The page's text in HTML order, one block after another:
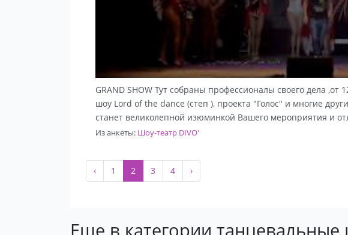
GRAND SHOW Тут собраны профессионалы своего дела
шоу Lord of the dance (степ ), проекта "Голос" и многие
станет великолепной изюминкой Вашего мероприятия и
Из анкеты: Шоу-театр DIVO'
‹ 1 2 3 4 ›
Еще в категории